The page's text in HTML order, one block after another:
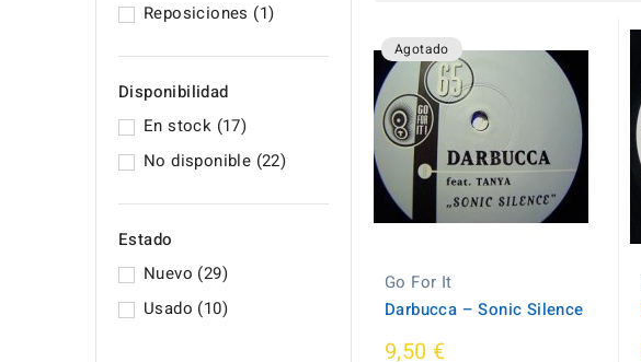
Reposiciones (1)
Disponibilidad
En stock (17)
No disponible (22)
Estado
Nuevo (29)
Usado (10)
Agotado
Go For It
Darbucca ‎– Sonic Silence
9,50 €